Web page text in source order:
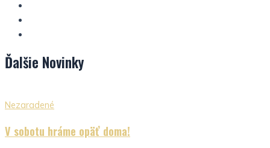
Ďalšie Novinky
Nezaradené
V sobotu hráme opäť doma!